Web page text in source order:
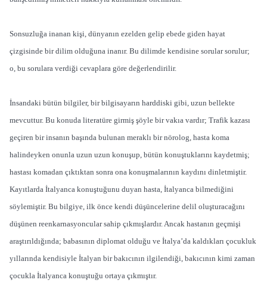
Sonsuzluğa inanan kişi, dünyanın ezelden gelip ebede giden hayat
çizgisinde bir dilim olduğuna inanır. Bu dilimde kendisine sorular sorulur;
o, bu sorulara verdiği cevaplara göre değerlendirilir.
İnsandaki bütün bilgiler, bir bilgisayarın harddiski gibi, uzun bellekte
mevcuttur. Bu konuda literatüre girmiş şöyle bir vakıa vardır; Trafik kazası
geçiren bir insanın başında bulunan meraklı bir nörolog, hasta koma
halindeyken onunla uzun uzun konuşup, bütün konuştuklarını kaydetmiş;
hastası komadan çıktıktan sonra ona konuşmalarının kaydını dinletmiştir.
Kayıtlarda İtalyanca konuştuğunu duyan hasta, İtalyanca bilmediğini
söylemiştir. Bu bilgiye, ilk önce kendi düşüncelerine delil oluşturacağını
düşünen reenkarnasyoncular sahip çıkmışlardır. Ancak hastanın geçmişi
araştırıldığında; babasının diplomat olduğu ve İtalya’da kaldıkları çocukluk
yıllarında kendisiyle İtalyan bir bakıcının ilgilendiği, bakıcının kimi zaman
çocukla İtalyanca konuştuğu ortaya çıkmıştır.